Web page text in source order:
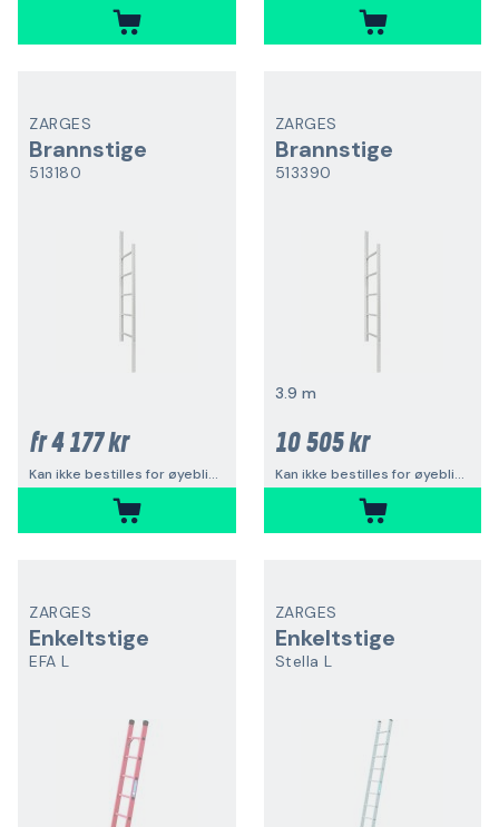
ZARGES
Brannstige
513180
fr4 177 kr
Kan ikke bestilles for øyeblikket
ZARGES
Brannstige
513390
3.9 m
10 505 kr
Kan ikke bestilles for øyeblikket
ZARGES
Enkeltstige
EFA L
ZARGES
Enkeltstige
Stella L